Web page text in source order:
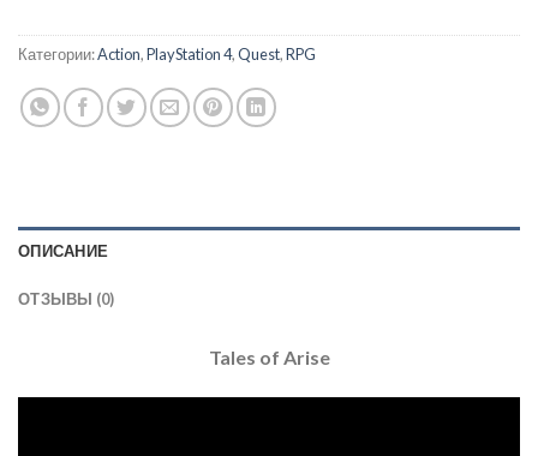
Категории:Action,PlayStation 4,Quest,RPG
ОПИСАНИЕ
ОТЗЫВЫ (0)
Tales of Arise